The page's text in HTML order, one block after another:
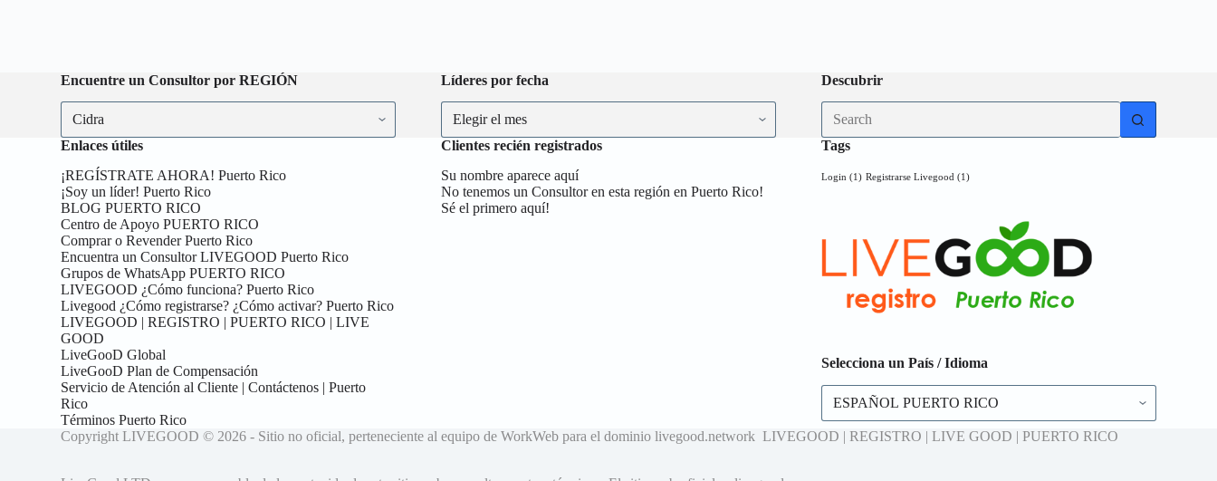
Encuentre un Consultor por REGIÓN
Encuentre
un
Consultor
por
REGIÓN
Líderes por fecha
Líderes
por
fecha
Descubrir
No
results
Enlaces útiles
¡REGÍSTRATE AHORA! Puerto Rico
¡Soy un líder! Puerto Rico
BLOG PUERTO RICO
Centro de Apoyo PUERTO RICO
Comprar o Revender Puerto Rico
Encuentra un Consultor LIVEGOOD Puerto Rico
Grupos de WhatsApp PUERTO RICO
LIVEGOOD ¿Cómo funciona? Puerto Rico
Livegood ¿Cómo registrarse? ¿Cómo activar? Puerto Rico
LIVEGOOD | REGISTRO | PUERTO RICO | LIVE
GOOD
LiveGooD Global
LiveGooD Plan de Compensación
Servicio de Atención al Cliente | Contáctenos | Puerto
Rico
Términos Puerto Rico
Clientes recién registrados
Su nombre aparece aquí
No tenemos un Consultor en esta región en Puerto Rico!
Sé el primero aquí!
Tags
Login (1) Registrarse Livegood (1)
Selecciona un País / Idioma
Selecciona
un
País
/
Copyright LIVEGOOD © 2026 - Sitio no oficial, perteneciente al equipo de WorkWeb para el dominio livegood.network LIVEGOOD | REGISTRO | LIVE GOOD | PUERTO RICO